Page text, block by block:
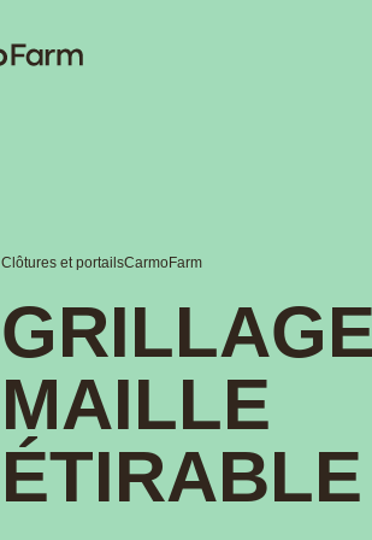
Clôtures et portailsCarmoFarm
MAILLE
ÉTIRABLE